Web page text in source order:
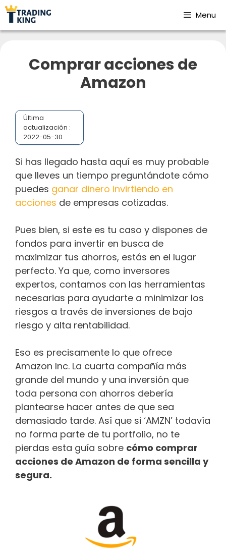
Menu
Comprar acciones de
Amazon
Última
actualización :
2022-05-30
Si has llegado hasta aquí es muy probable
que lleves un tiempo preguntándote cómo
puedes ganar dinero invirtiendo en
acciones de empresas cotizadas.
Pues bien, si este es tu caso y dispones de
fondos para invertir en busca de
maximizar tus ahorros, estás en el lugar
perfecto. Ya que, como inversores
expertos, contamos con las herramientas
necesarias para ayudarte a minimizar los
riesgos a través de inversiones de bajo
riesgo y alta rentabilidad.
Eso es precisamente lo que ofrece
Amazon Inc. La cuarta compañía más
grande del mundo y una inversión que
toda persona con ahorros debería
plantearse hacer antes de que sea
demasiado tarde. Así que si ‘AMZN’ todavía
no forma parte de tu portfolio, no te
pierdas esta guía sobre cómo comprar
acciones de Amazon de forma sencilla y
segura.